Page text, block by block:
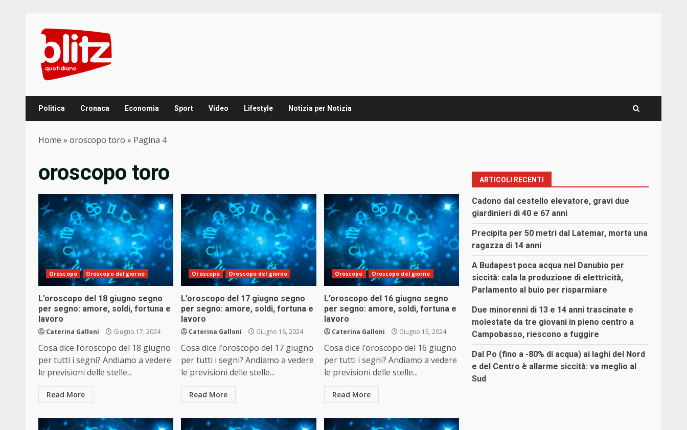
content
Politica Cronaca Economia Sport Video Lifestyle Notizia per Notizia
Home » oroscopo toro » Pagina 4
oroscopo toro
Oroscopo Oroscopo del giorno
L’oroscopo del 18 giugno segno
per segno: amore, soldi, fortuna e
lavoro
Caterina Galloni Giugno 17, 2024
Cosa dice l’oroscopo del 18 giugno
per tutti i segni? Andiamo a vedere
le previsioni delle stelle...
Read More
Oroscopo Oroscopo del giorno
L’oroscopo del 17 giugno segno
per segno: amore, soldi, fortuna e
lavoro
Caterina Galloni Giugno 16, 2024
Cosa dice l’oroscopo del 17 giugno
per tutti i segni? Andiamo a vedere
le previsioni delle stelle...
Read More
Oroscopo Oroscopo del giorno
L’oroscopo del 16 giugno segno
per segno: amore, soldi, fortuna e
lavoro
Caterina Galloni Giugno 15, 2024
Cosa dice l’oroscopo del 16 giugno
per tutti i segni? Andiamo a vedere
le previsioni delle stelle...
Read More
ARTICOLI RECENTI
Cadono dal cestello elevatore, gravi due
giardinieri di 40 e 67 anni
Precipita per 50 metri dal Latemar, morta una
ragazza di 14 anni
A Budapest poca acqua nel Danubio per
siccità: cala la produzione di elettricità,
Parlamento al buio per risparmiare
Due minorenni di 13 e 14 anni trascinate e
molestate da tre giovani in pieno centro a
Campobasso, riescono a fuggire
Dal Po (fino a -80% di acqua) ai laghi del Nord
e del Centro è allarme siccità: va meglio al
Sud